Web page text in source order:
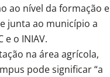
ao nível da formação e
junta ao município a
e o INIAV.
na área agrícola,
pode significar “a